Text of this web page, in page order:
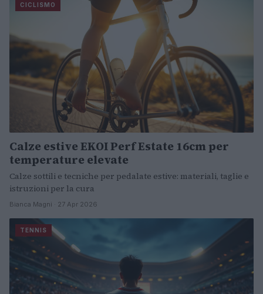
CICLISMO
Calze estive EKOI Perf Estate 16cm per
temperature elevate
Calze sottili e tecniche per pedalate estive: materiali, taglie e
istruzioni per la cura
Bianca Magni · 27 Apr 2026
TENNIS